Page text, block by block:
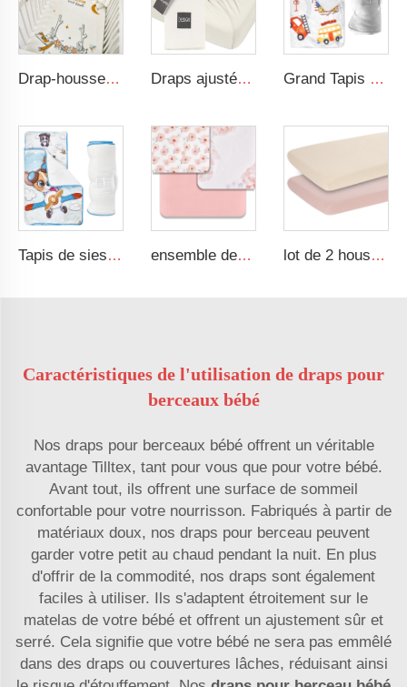
Drap-housse neutre en rayonne élasthanne ultra doux et élastique Draps ajustés bébé en coton jersey certifié GOTS, style uni et respirant Grand Tapis de Sieste Roulé Confortable avec Motif de Circulation avec Oreiller Amovible et Couverture
Tapis de sieste pour enfant unisexe avec coussin amovible, doux et adaptable pour les tout-petits ensemble de draps pour bébé en coton respirant imprimé, 3PK en coton 100 %, couverture de lit pour bébé fabriquée selon vos spécifications (ODM) lot de 2 housses en mousseline 100 % coton, dimensions 38*24*7 pouces, housse douce pour berceau ajustée
Caractéristiques de l'utilisation de draps pour
berceaux bébé
Nos draps pour berceaux bébé offrent un véritable
avantage Tilltex, tant pour vous que pour votre bébé.
Avant tout, ils offrent une surface de sommeil
confortable pour votre nourrisson. Fabriqués à partir de
matériaux doux, nos draps pour berceau peuvent
garder votre petit au chaud pendant la nuit. En plus
d'offrir de la commodité, nos draps sont également
faciles à utiliser. Ils s'adaptent étroitement sur le
matelas de votre bébé et offrent un ajustement sûr et
serré. Cela signifie que votre bébé ne sera pas emmêlé
dans des draps ou couvertures lâches, réduisant ainsi